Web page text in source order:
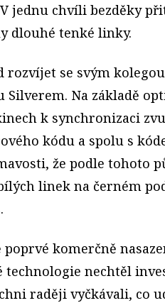
jednu chvíli bezděky
dlouhé tenké linky.
rozvíjet se svým
Na základě
k synchronizaci
kódu a spolu s
že podle tohoto
linek na černém
komerčně
technologie nechtěl
raději vyčkávali, co